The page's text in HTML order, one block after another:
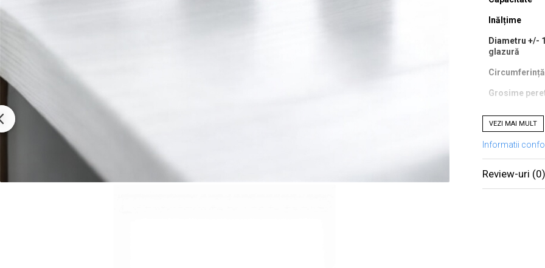
Inălțime
Diametru +/-
glazură
Grosime
Caracteristici
– Gresie
– Glazură
profesionale.
VEZI MAI MULT
Informatii
Review-uri (0)